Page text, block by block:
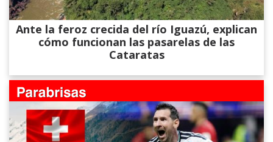
Ante la feroz crecida del río Iguazú, explican
cómo funcionan las pasarelas de las
Cataratas